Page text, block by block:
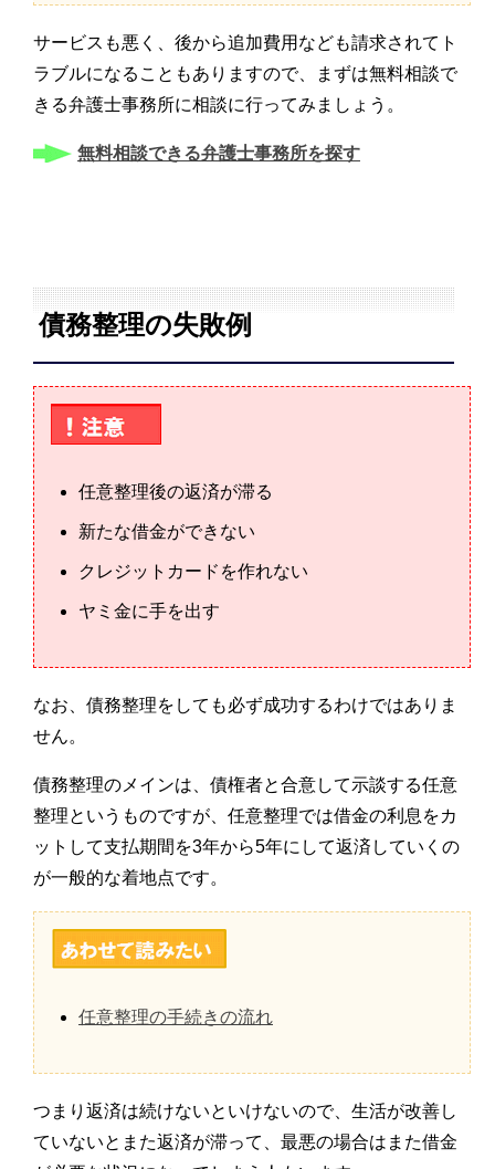
サービスも悪く、後から追加費用なども請求されてト
ラブルになることもありますので、まずは無料相談で
きる弁護士事務所に相談に行ってみましょう。
無料相談できる弁護士事務所を探す
債務整理の失敗例
任意整理後の返済が滞る
新たな借金ができない
クレジットカードを作れない
ヤミ金に手を出す
なお、債務整理をしても必ず成功するわけではありま
せん。
債務整理のメインは、債権者と合意して示談する任意
整理というものですが、任意整理では借金の利息をカ
ットして支払期間を3年から5年にして返済していくの
が一般的な着地点です。
任意整理の手続きの流れ
つまり返済は続けないといけないので、生活が改善し
ていないとまた返済が滞って、最悪の場合はまた借金